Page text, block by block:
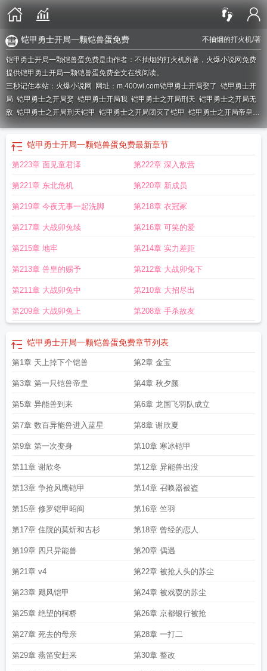
不抽烟的打火机/著
铠甲勇士开局一颗铠兽蛋免费
铠甲勇士开局一颗铠兽蛋免费是由作者：不抽烟的打火机所著，火爆小说网免费
提供铠甲勇士开局一颗铠兽蛋免费全文在线阅读。
三秒记住本站：火爆小说网 网址：m.400wi.com铠甲勇士开局娶了 铠甲勇士开
局 铠甲勇士之开局娶 铠甲勇士开局我 铠甲勇士之开局刑天 铠甲勇士之开局无
敌 铠甲勇士之开局刑天铠甲 铠甲勇士之开局团灭了铠甲 铠甲勇士之开局帝皇铠
甲免费阅读铠甲勇士之开局签到刑天铠甲铠甲勇士开局铠甲合体铠甲勇士之开
铠甲勇士 开局铠甲合体 开局播放铠甲勇士
士开局刑天铠甲
之开局一颗铠甲树铠甲勇士开局吊打 铠甲勇士开局救下暗
水铠甲勇士之开局一颗铠兽蛋免费
铠甲勇士开局一颗铠兽蛋免费最新章节
第223章 面见童君泽 第222章 深入敌营
第221章 东北危机 第220章 新成员
第219章 今夜无事一起洗脚 第218章 衣冠冢
第217章 大战卯兔续 第216章 可笑的爱
第215章 地牢 第214章 实力差距
第213章 兽皇的赐予 第212章 大战卯兔下
第211章 大战卯兔中 第210章 大招尽出
第209章 大战卯兔上 第208章 手杀故友
铠甲勇士开局一颗铠兽蛋免费章节列表
第1章 天上掉下个铠兽 第2章 金宝
第3章 第一只铠兽帝皇 第4章 秋夕颜
第5章 异能兽到来 第6章 龙国飞羽队成立
第7章 数百异能兽进入蓝星 第8章 谢欣夏
第9章 第一次变身 第10章 寒冰铠甲
第11章 谢欣冬 第12章 异能兽出没
第13章 争抢风鹰铠甲 第14章 召唤器被盗
第15章 修罗铠甲昭阎 第16章 竺羽
第17章 住院的莫炘和古杉 第18章 曾经的恋人
第19章 四只异能兽 第20章 偶遇
第21章 v4 第22章 被抢人头的苏尘
第23章 飓风铠甲 第24章 被戏耍的苏尘
第25章 绝望的柯桥 第26章 京都银行被抢
第27章 死去的母亲 第28章 一打二
第29章 燕笛安赶来 第30章 整改